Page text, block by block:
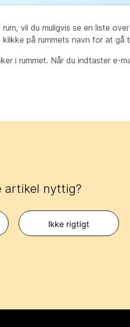
vil du muligvis se en liste
på rummets navn for at gå
i rummet. Når du indtaster e-
artikel nyttig?
Ikke rigtigt